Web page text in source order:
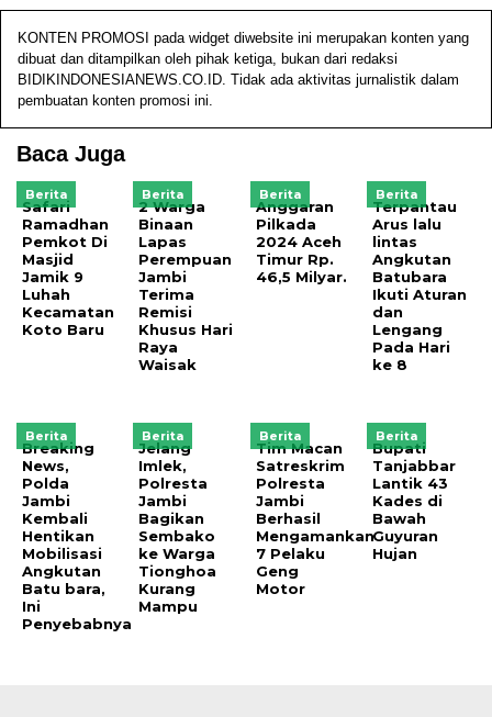
KONTEN PROMOSI pada widget diwebsite ini merupakan konten yang
dibuat dan ditampilkan oleh pihak ketiga, bukan dari redaksi
BIDIKINDONESIANEWS.CO.ID. Tidak ada aktivitas jurnalistik dalam
pembuatan konten promosi ini.
Baca Juga
Berita
Safari
Ramadhan
Pemkot Di
Masjid
Jamik 9
Luhah
Kecamatan
Koto Baru
Berita
2 Warga
Binaan
Lapas
Perempuan
Jambi
Terima
Remisi
Khusus Hari
Raya
Waisak
Berita
Anggaran
Pilkada
2024 Aceh
Timur Rp.
46,5 Milyar.
Berita
Terpantau
Arus lalu
lintas
Angkutan
Batubara
Ikuti Aturan
dan
Lengang
Pada Hari
ke 8
Berita
Breaking
News,
Polda
Jambi
Kembali
Hentikan
Mobilisasi
Angkutan
Batu bara,
Ini
Penyebabnya
Berita
Jelang
Imlek,
Polresta
Jambi
Bagikan
Sembako
ke Warga
Tionghoa
Kurang
Mampu
Berita
Tim Macan
Satreskrim
Polresta
Jambi
Berhasil
Mengamankan
7 Pelaku
Geng
Motor
Berita
Bupati
Tanjabbar
Lantik 43
Kades di
Bawah
Guyuran
Hujan